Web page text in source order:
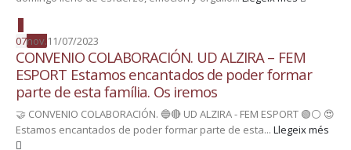
07nov.11/07/2023
CONVENIO COLABORACIÓN. UD ALZIRA – FEM
ESPORT Estamos encantados de poder formar
parte de esta família. Os iremos
🤝 CONVENIO COLABORACIÓN. 🔵🔴 UD ALZIRA - FEM ESPORT 🟢⚪️ 😍
Estamos encantados de poder formar parte de esta... Llegeix més